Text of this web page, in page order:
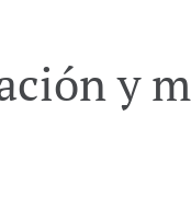
y